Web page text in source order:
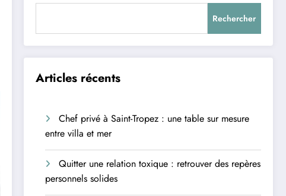
Rechercher
Articles récents
Chef privé à Saint-Tropez : une table sur mesure
entre villa et mer
Quitter une relation toxique : retrouver des repères
personnels solides